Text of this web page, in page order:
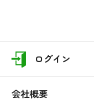
ログイン
会社概要